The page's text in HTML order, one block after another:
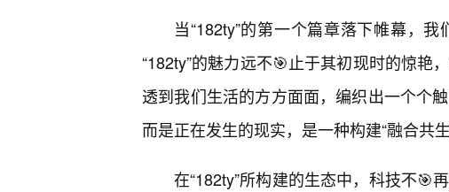
当“182ty”的第一个篇章落下帷幕，
“182ty”的魅力远不🎯止于其初现时的惊艳
透到我们生活的方方面面，编织出一个个
而是正在发生的现实，是一种构建“融合共
在“182ty”所构建的生态中，科技不🎯